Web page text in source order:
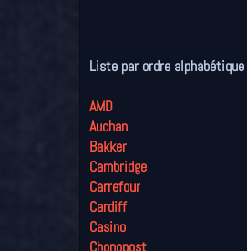
Liste par ordre alphabétique
AMD
Auchan
Bakker
Cambridge
Carrefour
Cardiff
Casino
Chonopost